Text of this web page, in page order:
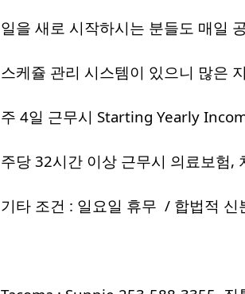
일을 새로 시작하시는 분들도 매일
스케쥴 관리 시스템이 있으니 많은
주 4일 근무시 Starting Yearly
주당 32시간 이상 근무시 의료보험,
기타 조건 : 일요일 휴무 / 합법적